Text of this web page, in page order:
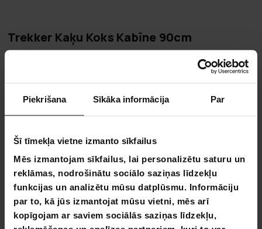
Piekrišana Sīkāka informācija Par
Šī tīmekļa vietne izmanto sīkfailus
Mēs izmantojam sīkfailus, lai personalizētu saturu un
reklāmas, nodrošinātu sociālo saziņas līdzekļu
funkcijas un analizētu mūsu datplūsmu. Informāciju
par to, kā jūs izmantojat mūsu vietni, mēs arī
kopīgojam ar saviem sociālās saziņas līdzekļu,
Trekker Kaķu Koks Kabīne 90cm
Trekker Kaķu Koks Kabīne 90cm ir vieta, kurā kaķis var baudīt
sev raksturīgus apstākļus un kairinājumus. Kāpināšanās
nagus. Kaķiem patīk novērot apkārtējo no augstām vietām,
Šim kaķu kokam ir 90 cm augstums un augšējā līmenī ir
mājīga kabīne, kurā jūsu kaķis var atpūsties. Kaķu koks ne
tikai rosinās kaķi kustēties un kāpt, bet arī nodrošinās
patīkamu atpūtas vietu.
Produkta informācija:
Krāsa: Pelēka